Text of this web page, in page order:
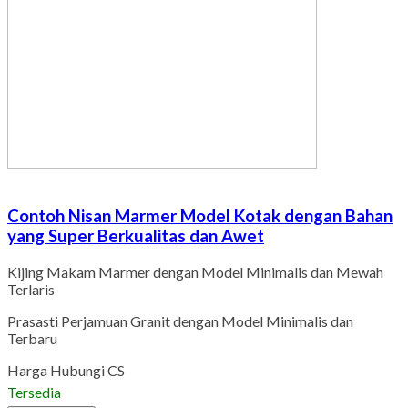
Contoh Nisan Marmer Model Kotak dengan Bahan
yang Super Berkualitas dan Awet
Kijing Makam Marmer dengan Model Minimalis dan Mewah
Terlaris
Prasasti Perjamuan Granit dengan Model Minimalis dan
Terbaru
Harga Hubungi CS
Tersedia